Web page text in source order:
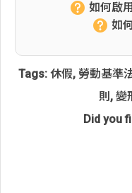
如何啟
如
Tags: 休假, 勞動基準
則 , 變
Did you